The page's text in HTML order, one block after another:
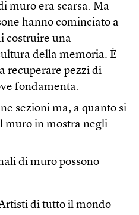
muro era scarsa. Ma
hanno cominciato a
costruire una
della memoria. È
recuperare pezzi di
fondamenta.
sezioni ma, a quanto si
muro in mostra negli
di muro possono
di tutto il mondo